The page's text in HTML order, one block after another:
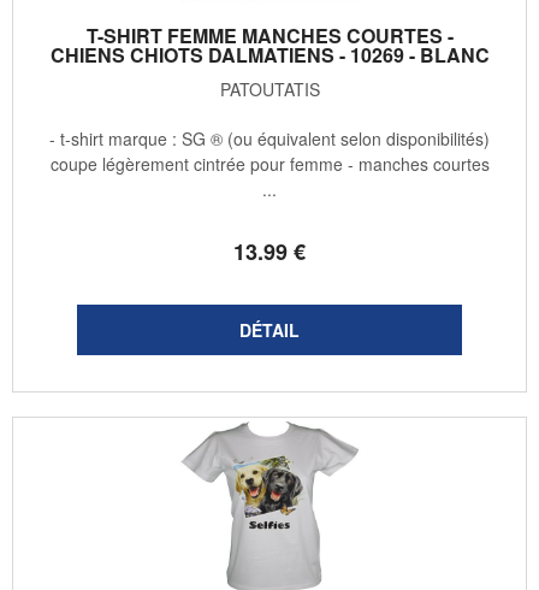
T-SHIRT FEMME MANCHES COURTES -
CHIENS CHIOTS DALMATIENS - 10269 - BLANC
PATOUTATIS
13.99€
- t-shirt marque : SG ® (ou équivalent selon disponibilités)
coupe légèrement cintrée pour femme - manches courtes
...